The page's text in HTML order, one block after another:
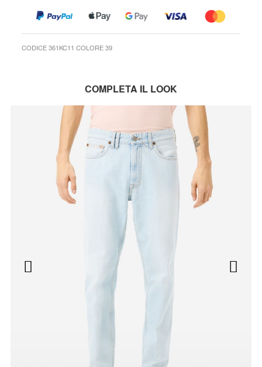
CODICE 361KC11 COLORE 39
COMPLETA IL LOOK